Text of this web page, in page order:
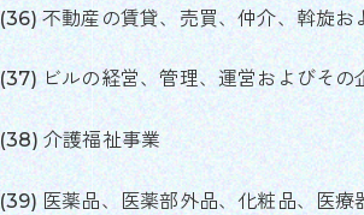
不動産の賃貸、売買、仲介、斡旋お
ビルの経営、管理、運営およびその
介護福祉事業
医薬品、医薬部外品、化粧品、医